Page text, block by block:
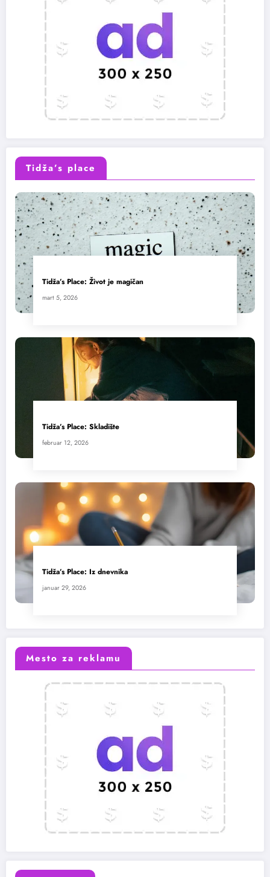
Tidža’s place
Tidža’s Place: Život je magičan
mart 5, 2026
Tidža’s Place: Skladište
februar 12, 2026
Tidža’s Place: Iz dnevnika
januar 29, 2026
Mesto za reklamu